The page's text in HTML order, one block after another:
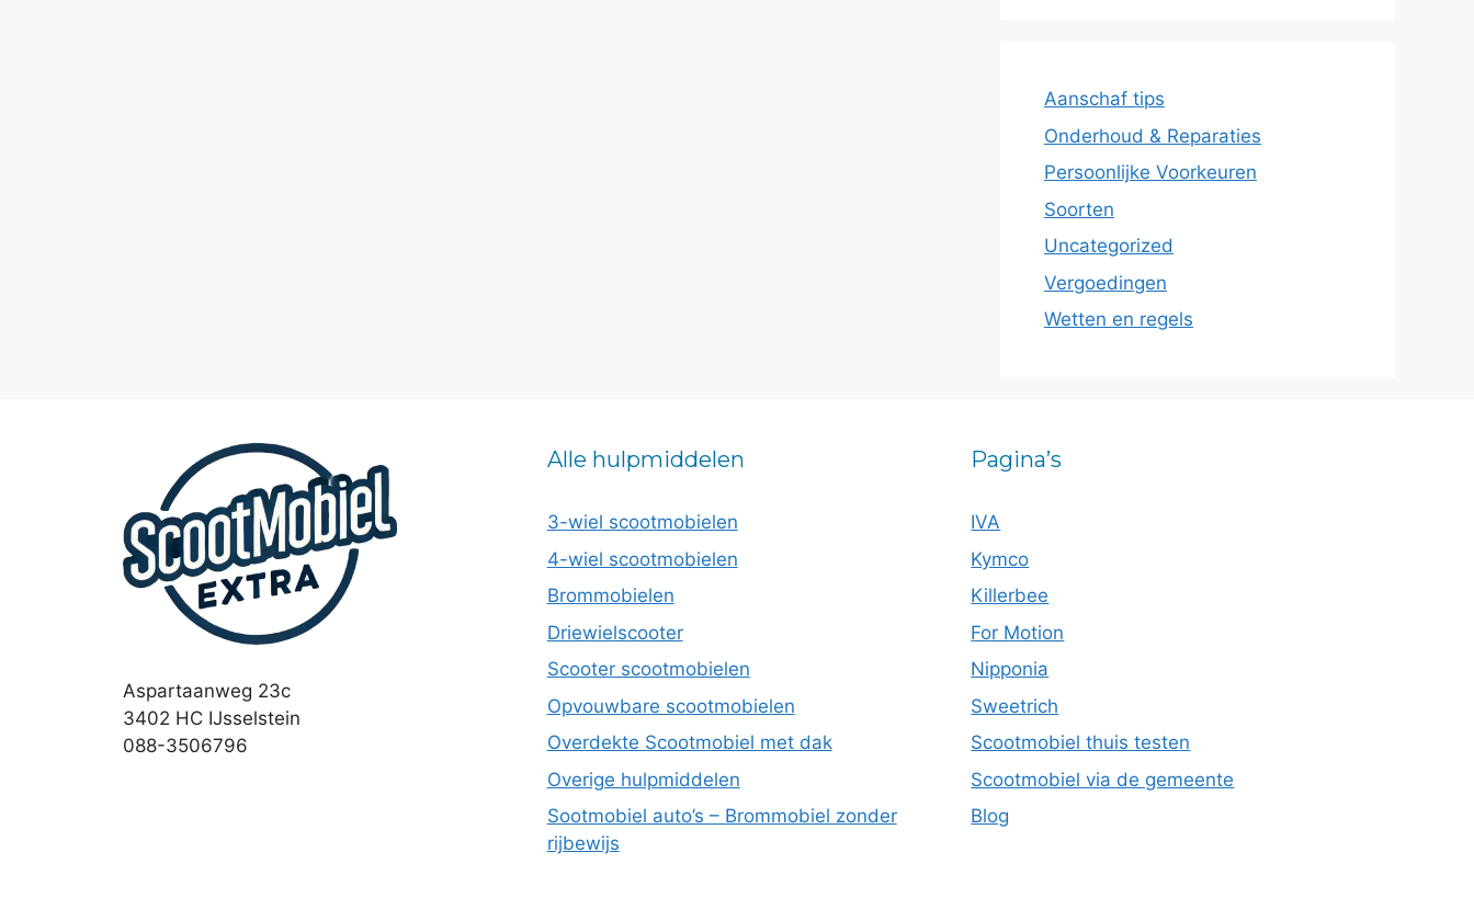
Aanschaf tips
Onderhoud & Reparaties
Persoonlijke Voorkeuren
Soorten
Uncategorized
Vergoedingen
Wetten en regels
Aspartaanweg 23c
3402 HC IJsselstein
088-3506796
Alle hulpmiddelen
3-wiel scootmobielen
4-wiel scootmobielen
Brommobielen
Driewielscooter
Scooter scootmobielen
Opvouwbare scootmobielen
Overdekte Scootmobiel met dak
Overige hulpmiddelen
Sootmobiel auto’s – Brommobiel zonder
rijbewijs
Pagina’s
IVA
Kymco
Killerbee
For Motion
Nipponia
Sweetrich
Scootmobiel thuis testen
Scootmobiel via de gemeente
Blog